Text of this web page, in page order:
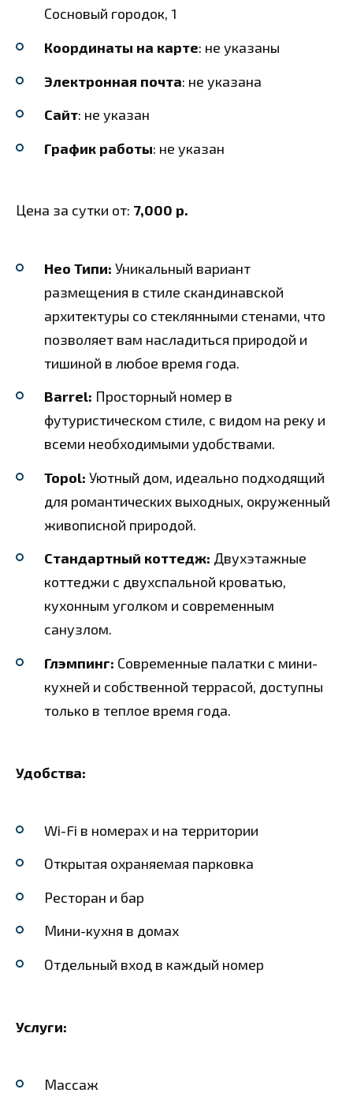
Сосновый городок, 1
Координаты на карте: не указаны
Электронная почта: не указана
Сайт: не указан
График работы: не указан
Цена за сутки от: 7,000 р.
Нео Типи: Уникальный вариант
размещения в стиле скандинавской
архитектуры со стеклянными стенами, что
позволяет вам насладиться природой и
тишиной в любое время года.
Barrel: Просторный номер в
футуристическом стиле, с видом на реку и
всеми необходимыми удобствами.
Topol: Уютный дом, идеально подходящий
для романтических выходных, окруженный
живописной природой.
Стандартный коттедж: Двухэтажные
коттеджи с двухспальной кроватью,
кухонным уголком и современным
санузлом.
Глэмпинг: Современные палатки с мини-
кухней и собственной террасой, доступны
только в теплое время года.
Удобства:
Wi-Fi в номерах и на территории
Открытая охраняемая парковка
Ресторан и бар
Мини-кухня в домах
Отдельный вход в каждый номер
Услуги:
Массаж